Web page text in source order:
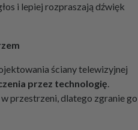
i lepiej rozpraszają dźwięk
ściany telewizyjnej
przez technologię.
przestrzeni, dlatego zgranie go